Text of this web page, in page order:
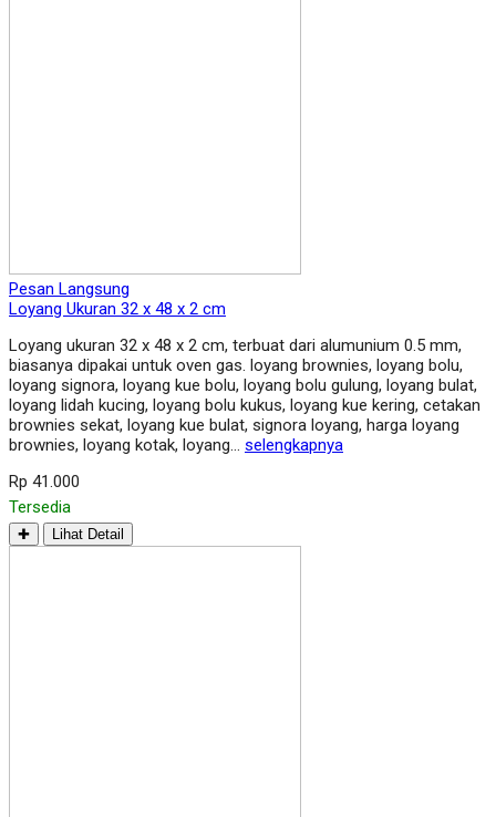
Pesan Langsung
Loyang Ukuran 32 x 48 x 2 cm
Loyang ukuran 32 x 48 x 2 cm, terbuat dari alumunium 0.5 mm,
biasanya dipakai untuk oven gas. loyang brownies, loyang bolu,
loyang signora, loyang kue bolu, loyang bolu gulung, loyang bulat,
loyang lidah kucing, loyang bolu kukus, loyang kue kering, cetakan
brownies sekat, loyang kue bulat, signora loyang, harga loyang
brownies, loyang kotak, loyang… selengkapnya
Rp 41.000
Tersedia
✚ Lihat Detail